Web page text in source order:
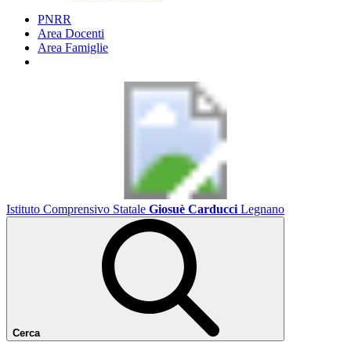
PNRR
Area Docenti
Area Famiglie
Istituto Comprensivo Statale Giosuè Carducci Legnano
Cerca